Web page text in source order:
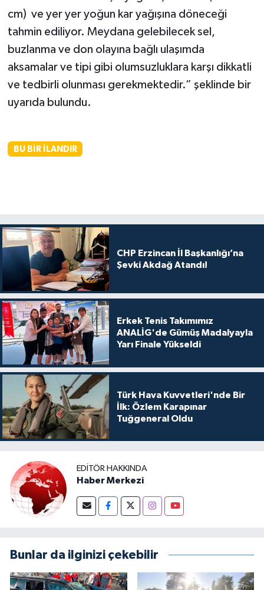
cm) ve yer yer yoğun kar yağışına döneceği
tahmin ediliyor. Meydana gelebilecek sel,
buzlanma ve don olayına bağlı ulaşımda
aksamalar ve tipi gibi olumsuzluklara karşı dikkatli
ve tedbirli olunması gerekmektedir.” şeklinde bir
uyarıda bulundu.
BU BIR İLANDIR
CHP Erzincan İl Başkanlığı’na
Şevki Akdağ Atandı!
Erkek Tenis Takımımız
ANALİG'de Gümüş Madalyayla
Yarı Finale Yükseldi
Türk Hava Kuvvetleri'nde Bir
İlk: Özlem Karapınar
Tuğgeneral Oldu
EDITÖR HAKKINDA
Haber Merkezi
Bunlar da ilginizi çekebilir